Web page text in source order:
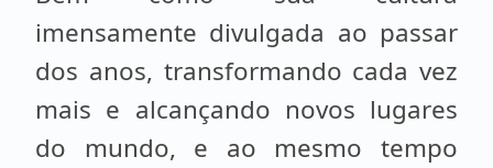
imensamente divulgada ao passar
dos anos, transformando cada vez
mais e alcançando novos lugares
do mundo, e ao mesmo tempo